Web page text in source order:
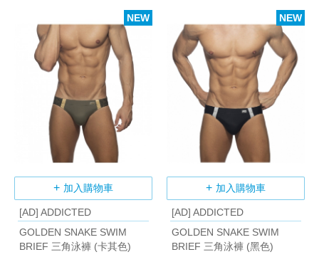
加入購物車
[AD] ADDICTED
GOLDEN SNAKE SWIM
BRIEF 三角泳褲 (卡其色)
NEW
加入購物車
[AD] ADDICTED
GOLDEN SNAKE SWIM
BRIEF 三角泳褲 (黑色)
NEW